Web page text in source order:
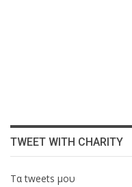
TWEET WITH CHARITY
Τα tweets μου